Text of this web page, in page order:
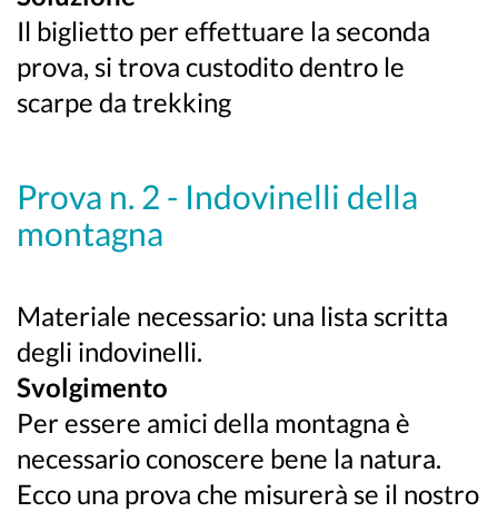
Il biglietto per effettuare la seconda
prova, si trova custodito dentro le
scarpe da trekking
Prova n. 2 - Indovinelli della
montagna
Materiale necessario: una lista scritta
degli indovinelli.
Svolgimento
Per essere amici della montagna è
necessario conoscere bene la natura.
Ecco una prova che misurerà se il nostro